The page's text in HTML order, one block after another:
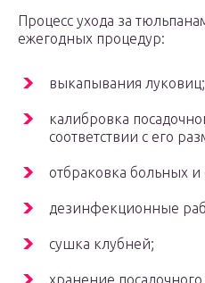
Процесс ухода за
ежегодных процедур:
выкапывания луковиц;
калибровка
соответствии с его
отбраковка больных и
дезинфекционные
сушка клубней;
хранение